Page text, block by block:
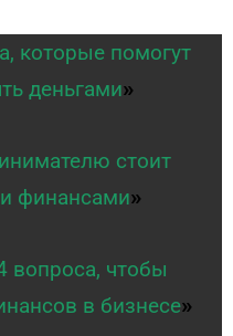
которые помогут
деньгами»
стоит
финансами»
вопроса, чтобы
в бизнесе»